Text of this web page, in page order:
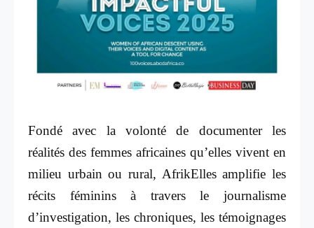
Fondé avec la volonté de documenter les
réalités des femmes africaines qu’elles vivent en
milieu urbain ou rural, AfrikElles amplifie les
récits féminins à travers le journalisme
d’investigation, les chroniques, les témoignages